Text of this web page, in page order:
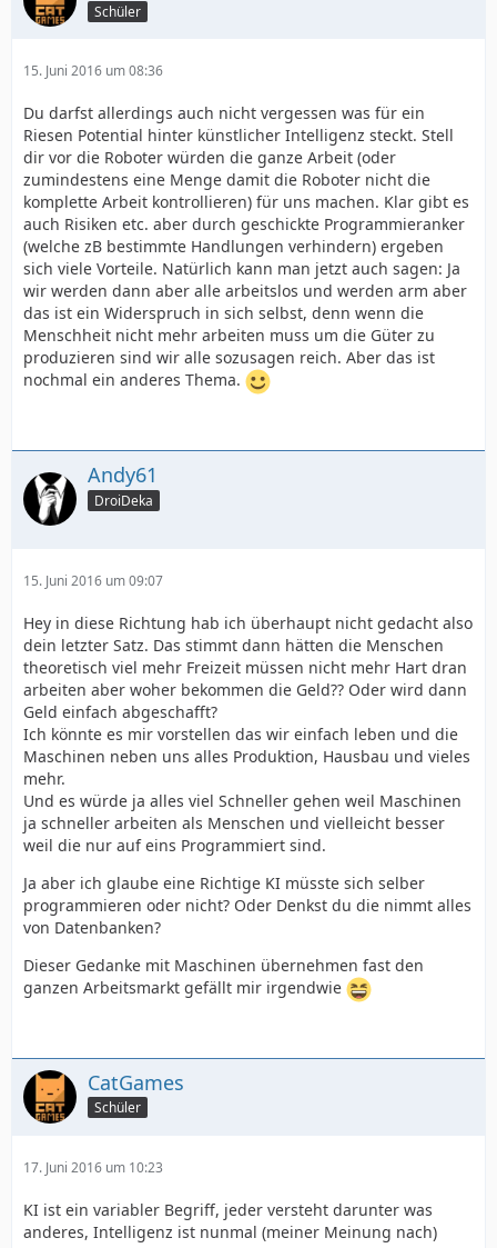
Schüler
15. Juni 2016 um 08:36
Du darfst allerdings auch nicht vergessen was für ein
Riesen Potential hinter künstlicher Intelligenz steckt. Stell
dir vor die Roboter würden die ganze Arbeit (oder
zumindestens eine Menge damit die Roboter nicht die
komplette Arbeit kontrollieren) für uns machen. Klar gibt es
auch Risiken etc. aber durch geschickte Programmieranker
(welche zB bestimmte Handlungen verhindern) ergeben
sich viele Vorteile. Natürlich kann man jetzt auch sagen: Ja
wir werden dann aber alle arbeitslos und werden arm aber
das ist ein Widerspruch in sich selbst, denn wenn die
Menschheit nicht mehr arbeiten muss um die Güter zu
produzieren sind wir alle sozusagen reich. Aber das ist
nochmal ein anderes Thema.
Andy61
DroiDeka
15. Juni 2016 um 09:07
Hey in diese Richtung hab ich überhaupt nicht gedacht also
dein letzter Satz. Das stimmt dann hätten die Menschen
theoretisch viel mehr Freizeit müssen nicht mehr Hart dran
arbeiten aber woher bekommen die Geld?? Oder wird dann
Geld einfach abgeschafft?
Ich könnte es mir vorstellen das wir einfach leben und die
Maschinen neben uns alles Produktion, Hausbau und vieles
mehr.
Und es würde ja alles viel Schneller gehen weil Maschinen
ja schneller arbeiten als Menschen und vielleicht besser
weil die nur auf eins Programmiert sind.
Ja aber ich glaube eine Richtige KI müsste sich selber
programmieren oder nicht? Oder Denkst du die nimmt alles
von Datenbanken?
Dieser Gedanke mit Maschinen übernehmen fast den
ganzen Arbeitsmarkt gefällt mir irgendwie
CatGames
Schüler
17. Juni 2016 um 10:23
KI ist ein variabler Begriff, jeder versteht darunter was
anderes, Intelligenz ist nunmal (meiner Meinung nach)